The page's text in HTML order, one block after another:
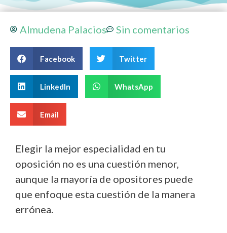
Almudena Palacios Sin comentarios
Facebook Twitter
LinkedIn WhatsApp
Email
Elegir la mejor especialidad en tu
oposición no es una cuestión menor,
aunque la mayoría de opositores puede
que enfoque esta cuestión de la manera
errónea.